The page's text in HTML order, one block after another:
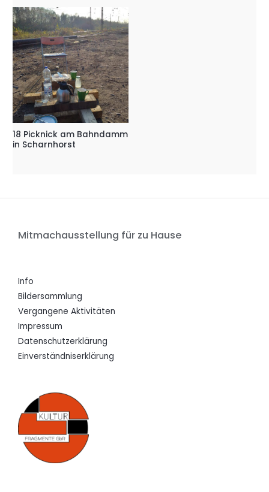
18 Picknick am Bahndamm
in Scharnhorst
Mitmachausstellung für zu Hause
Info
Bildersammlung
Vergangene Aktivitäten
Impressum
Datenschutzerklärung
Einverständniserklärung